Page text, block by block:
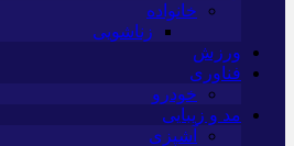
خانواده
زناشویی
ورزش
فناوری
خودرو
مد و زیبایی
آشپزی